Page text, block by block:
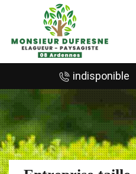
indisponible